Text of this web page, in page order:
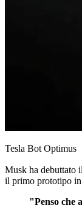
Tesla Bot Optimus
Musk ha debuttato il
il primo prototipo in
"Penso che